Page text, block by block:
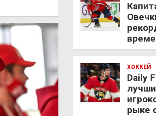
ХОККЕЙ
Daily
рыке